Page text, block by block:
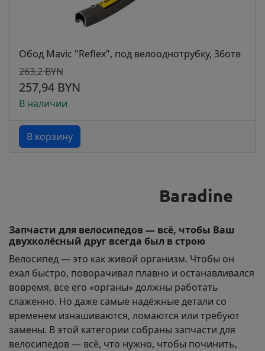
Обод Mavic "Reflex", под велооднотрубку, 36отв
263,2 BYN
257,94 BYN
В наличии
В корзину
Запчасти для велосипедов — всё, чтобы Ваш
двухколёсный друг всегда был в строю
Велосипед — это как живой организм. Чтобы он
ехал быстро, поворачивал плавно и останавливался
вовремя, все его «органы» должны работать
слаженно. Но даже самые надёжные детали со
временем изнашиваются, ломаются или требуют
замены. В этой категории собраны запчасти для
велосипедов — всё, что нужно, чтобы починить,